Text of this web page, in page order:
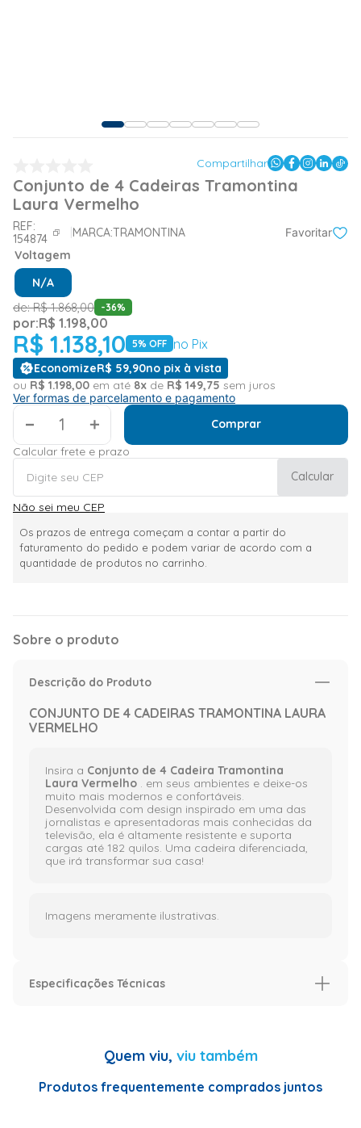
Compartilhar
Conjunto de 4 Cadeiras Tramontina
Laura Vermelho
REF:
154874
MARCA:TRAMONTINA Favoritar
Voltagem
N/A
de:R$ 1.868,00 -36%
por:R$ 1.198,00
R$ 1.138,10 5% OFF no Pix
EconomizeR$ 59,90no pix à vista
ou R$ 1.198,00 em até 8x de R$ 149,75 sem juros
Ver formas de parcelamento e pagamento
＋
Comprar
Calcular frete e prazo
Calcular
Não sei meu CEP
Os prazos de entrega começam a contar a partir do
faturamento do pedido e podem variar de acordo com a
quantidade de produtos no carrinho.
Sobre o produto
Descrição do Produto
CONJUNTO DE 4 CADEIRAS TRAMONTINA LAURA
VERMELHO
Insira a Conjunto de 4 Cadeira Tramontina
Laura Vermelho . em seus ambientes e deixe-os
muito mais modernos e confortáveis.
Desenvolvida com design inspirado em uma das
jornalistas e apresentadoras mais conhecidas da
televisão, ela é altamente resistente e suporta
cargas até 182 quilos. Uma cadeira diferenciada,
que irá transformar sua casa!
Imagens meramente ilustrativas.
Especificações Técnicas
Máximo
154 kg </li>
<li>Fabricação:
Quem viu, viu também
Produtos frequentemente comprados juntos